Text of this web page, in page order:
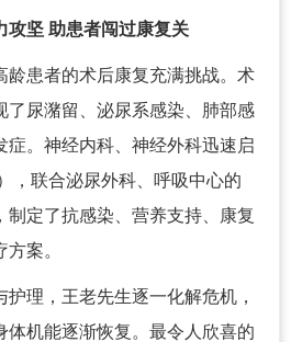
坚 助患者闯过康复关
患者的术后康复充满挑战。术
了尿潴留、泌尿系感染、肺部感
症。神经内科、神经外科迅速启
，联合泌尿外科、呼吸中心的
制定了抗感染、营养支持、康复
案。
理，王老先生逐一化解危机，
体机能逐渐恢复。最令人欣喜的